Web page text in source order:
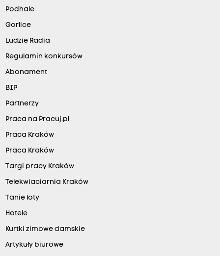
Podhale
Gorlice
Ludzie Radia
Regulamin konkursów
Abonament
BIP
Partnerzy
Praca na Pracuj.pl
Praca Kraków
Praca Kraków
Targi pracy Kraków
Telekwiaciarnia Kraków
Tanie loty
Hotele
Kurtki zimowe damskie
Artykuły biurowe